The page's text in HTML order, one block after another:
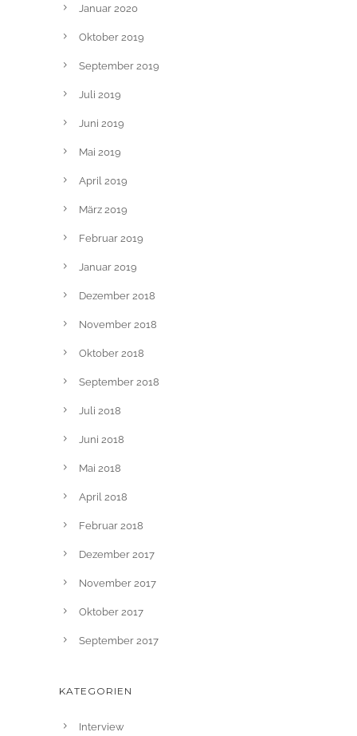
Januar 2020
Oktober 2019
September 2019
Juli 2019
Juni 2019
Mai 2019
April 2019
März 2019
Februar 2019
Januar 2019
Dezember 2018
November 2018
Oktober 2018
September 2018
Juli 2018
Juni 2018
Mai 2018
April 2018
Februar 2018
Dezember 2017
November 2017
Oktober 2017
September 2017
KATEGORIEN
Interview